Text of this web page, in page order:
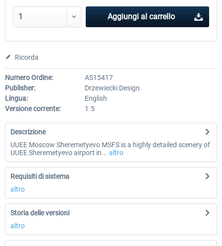
Aggiungi al carrello
Ricorda
Numero Ordine:
AS15417
Publisher:
Drzewiecki Design
Lingua:
English
Versione corrente:
1.5
Descrizione
UUEE Moscow Sheremetyevo MSFS is a highly detailed scenery of
UUEE Sheremetyevo airport in... altro
Requisiti di sistema
altro
Storia delle versioni
altro